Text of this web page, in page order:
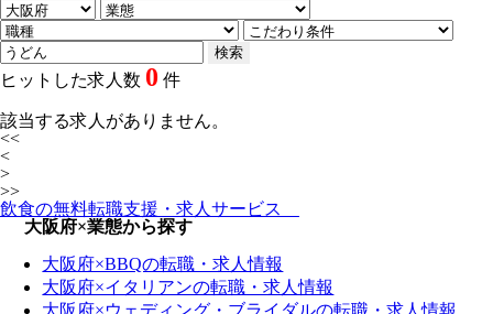
ヒットした求人数 0 件
該当する求人がありません。
<<
<
>
>>
飲食の無料転職支援・求人サービス
大阪府×業態から探す
大阪府×BBQの転職・求人情報
大阪府×イタリアンの転職・求人情報
大阪府×ウェディング・ブライダルの転職・求人情報